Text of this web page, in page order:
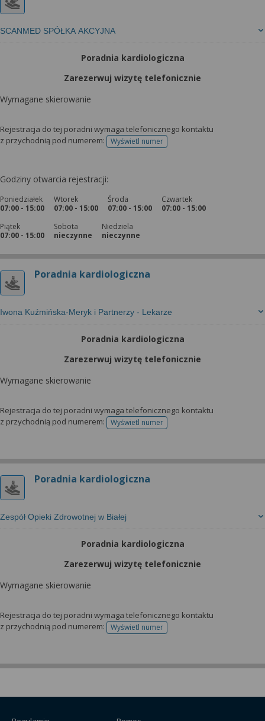
SCANMED SPÓŁKA AKCYJNA
Poradnia kardiologiczna
Zarezerwuj wizytę telefonicznie
Wymagane skierowanie
Rejestracja do tej poradni wymaga telefonicznego kontaktu
z przychodnią pod numerem:
Wyświetl numertelefonu do rejestracji
Godziny otwarcia rejestracji:
Poniedziałek
07:00 - 15:00
Wtorek
07:00 - 15:00
Środa
07:00 - 15:00
Czwartek
07:00 - 15:00
Piątek
07:00 - 15:00
Sobota
nieczynne
Niedziela
nieczynne
Poradnia kardiologiczna
Iwona Kuźmińska-Meryk i Partnerzy - Lekarze
Poradnia kardiologiczna
Zarezerwuj wizytę telefonicznie
Wymagane skierowanie
Rejestracja do tej poradni wymaga telefonicznego kontaktu
z przychodnią pod numerem:
Wyświetl numertelefonu do rejestracji
Poradnia kardiologiczna
Zespół Opieki Zdrowotnej w Białej
Poradnia kardiologiczna
Zarezerwuj wizytę telefonicznie
Wymagane skierowanie
Rejestracja do tej poradni wymaga telefonicznego kontaktu
z przychodnią pod numerem:
Wyświetl numertelefonu do rejestracji